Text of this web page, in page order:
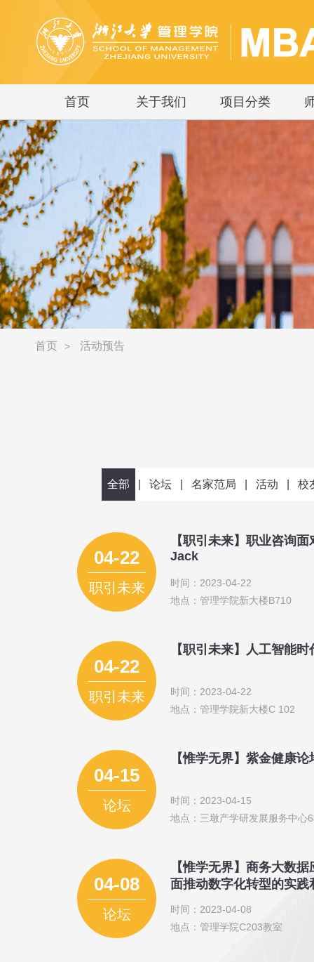
首页 关于我们 项目分类
首页 > 活动预告
全部 论坛 名家范局 活动 校
04-22
职引未来
【职引未来】职业咨询
Jack
时间：2023-04-22
地点：管理学院新大楼B710
04-22
职引未来
【职引未来】人工智能
时间：2023-04-22
地点：管理学院新大楼C 102
04-15
论坛
【惟学无界】紫金健康
时间：2023-04-15
地点：三墩产学研发展服务中心
04-08
论坛
【惟学无界】商务大数
面推动数字化转型的实践
时间：2023-04-08
地点：管理学院C203教室